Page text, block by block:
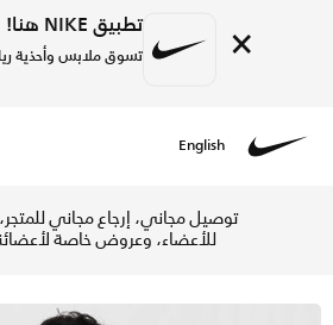
× تطبيق NIKE هنا!
تسوق ملابس وأحذية
English
توصيل مجاني، إرجاع مجاني
للأعضاء، وعروض خاصة